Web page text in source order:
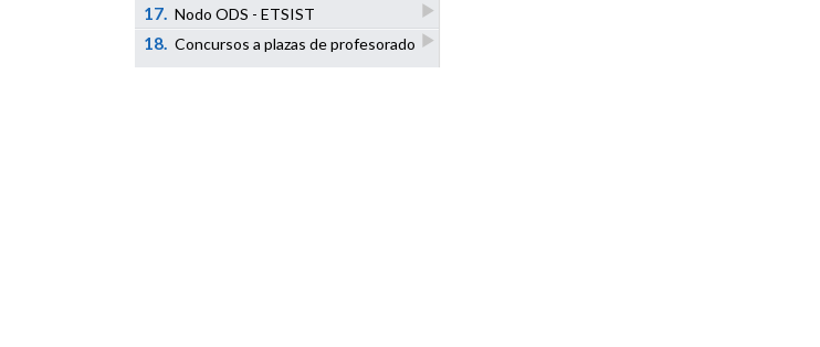
17. Nodo ODS - ETSIST
18. Concursos a plazas de profesorado